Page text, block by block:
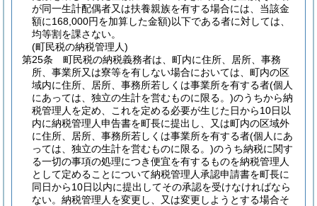
が同一生計配偶者又は扶養親族を有する場合には、当該金
額に168,000円を加算した金額)以下である者に対しては、
均等割を課さない。
(町民税の納税管理人)
第25条
町民税の納税義務者は、町内に住所、居所、事務
所、事業所又は寮等を有しない場合においては、町内の区
域内に住所、居所、事務所若しくは事業所を有する者(個人
にあっては、独立の生計を営むものに限る。)のうちから納
税管理人を定め、これを定める必要が生じた日から10日以
内に納税管理人申告書を町長に提出し、又は町内の区域外
に住所、居所、事務所若しくは事業所を有する者(個人にあ
っては、独立の生計を営むものに限る。)のうち納税に関す
る一切の事項の処理につき便宜を有するものを納税管理人
として定めることについて納税管理人承認申請書を町長に
同日から10日以内に提出してその承認を受けなければなら
ない。 納税管理人を変更し、又は変更しようとする場合そ